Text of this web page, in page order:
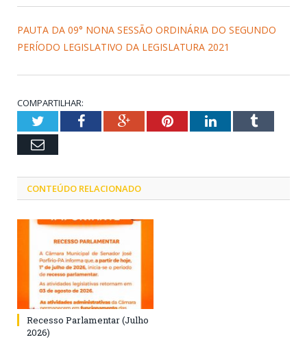
PAUTA DA 09° NONA SESSÃO ORDINÁRIA DO SEGUNDO
PERÍODO LEGISLATIVO DA LEGISLATURA 2021
COMPARTILHAR:
TwitterFacebookGoogle+PinterestLinkedInTumblr
Email
CONTEÚDO RELACIONADO
Recesso Parlamentar (Julho
2026)